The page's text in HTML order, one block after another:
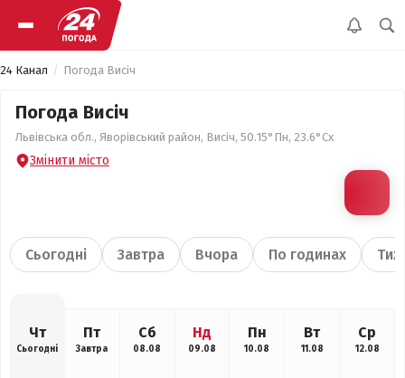
24 Канал Погода Висіч
Погода Висіч
Львівська обл., Яворівський район, Висіч, 50.15°Пн, 23.6°Сх
Змінити місто
Сьогодні Завтра Вчора По годинах
Чт
Сьогодні
Пт
Завтра
Сб
08.08
Нд
09.08
Пн
10.08
Вт
11.08
Ср
12.08